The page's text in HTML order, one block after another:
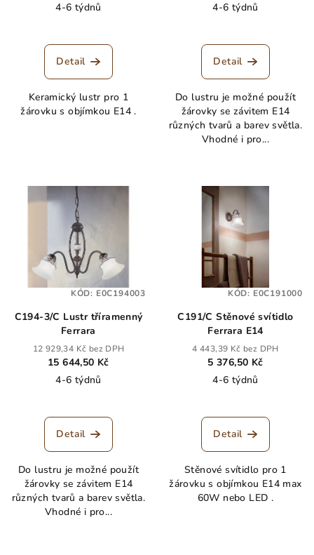
4-6 týdnů
Detail
Keramický lustr pro 1
žárovku s objímkou E14 .
4-6 týdnů
Detail
Do lustru je možné použít
žárovky se závitem E14
různých tvarů a barev světla.
Vhodné i pro...
C194-3/C Lustr tříramenný
Ferrara
12 929,34 Kč bez DPH
15 644,50 Kč
4-6 týdnů
Detail
Do lustru je možné použít
žárovky se závitem E14
různých tvarů a barev světla.
Vhodné i pro...
KÓD: E0C194003
C191/C Stěnové svítidlo
Ferrara E14
4 443,39 Kč bez DPH
5 376,50 Kč
4-6 týdnů
Detail
Stěnové svítidlo pro 1
žárovku s objímkou E14 max
60W nebo LED .
KÓD: E0C191000